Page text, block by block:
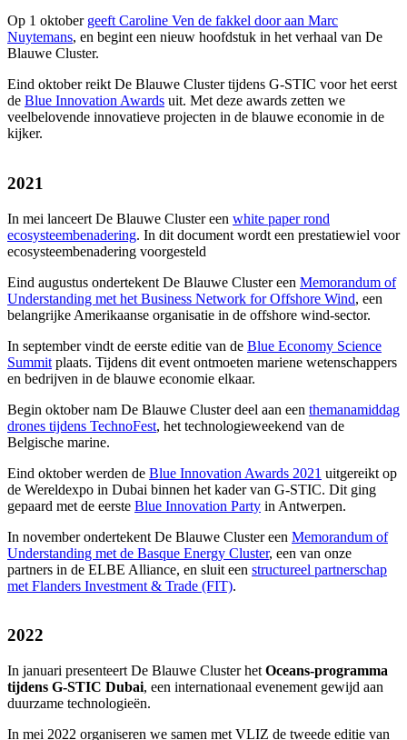
Op 1 oktober geeft Caroline Ven de fakkel door aan Marc
Nuytemans, en begint een nieuw hoofdstuk in het verhaal van De
Blauwe Cluster.
Eind oktober reikt De Blauwe Cluster tijdens G-STIC voor het eerst
de Blue Innovation Awards uit. Met deze awards zetten we
veelbelovende innovatieve projecten in de blauwe economie in de
kijker.
2021
In mei lanceert De Blauwe Cluster een white paper rond
ecosysteembenadering. In dit document wordt een prestatiewiel voor
ecosysteembenadering voorgesteld
Eind augustus ondertekent De Blauwe Cluster een Memorandum of
Understanding met het Business Network for Offshore Wind, een
belangrijke Amerikaanse organisatie in de offshore wind-sector.
In september vindt de eerste editie van de Blue Economy Science
Summit plaats. Tijdens dit event ontmoeten mariene wetenschappers
en bedrijven in de blauwe economie elkaar.
Begin oktober nam De Blauwe Cluster deel aan een themanamiddag
drones tijdens TechnoFest, het technologieweekend van de
Belgische marine.
Eind oktober werden de Blue Innovation Awards 2021 uitgereikt op
de Wereldexpo in Dubai binnen het kader van G-STIC. Dit ging
gepaard met de eerste Blue Innovation Party in Antwerpen.
In november ondertekent De Blauwe Cluster een Memorandum of
Understanding met de Basque Energy Cluster, een van onze
partners in de ELBE Alliance, en sluit een structureel partnerschap
met Flanders Investment & Trade (FIT).
2022
In januari presenteert De Blauwe Cluster het Oceans-programma
tijdens G-STIC Dubai, een internationaal evenement gewijd aan
duurzame technologieën.
In mei 2022 organiseren we samen met VLIZ de tweede editie van